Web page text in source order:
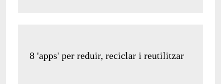
8 'apps' per reduir, reciclar i reutilitzar